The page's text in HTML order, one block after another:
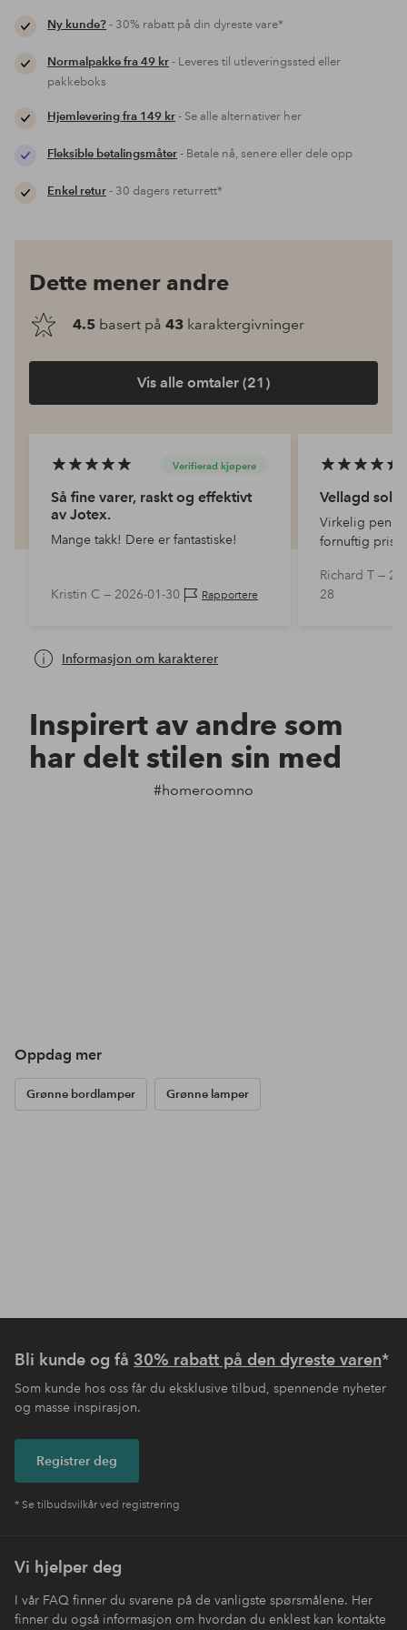
Ny kunde?- 30% rabatt på din dyreste vare*
Normalpakke fra 49 kr- Leveres til utleveringssted eller
pakkeboks
Hjemlevering fra 149 kr- Se alle alternativer her
Fleksible betalingsmåter- Betale nå, senere eller dele opp
Enkel retur- 30 dagers returrett*
Dette mener andre
4.5 basert på 43 karaktergivninger
Vis alle omtaler (21)
Verifierad kjøpere
Så fine varer, raskt og effektivt
av Jotex.
Mange takk! Dere er fantastiske!
Kristin C — 2026-01-30 Rapportere
Vellagd
Virkelig pen
fornuftig pris.
Richard T —
28
Informasjon om karakterer
Inspirert av andre som
har delt stilen sin med
#homeroomno
Oppdag mer
Grønne bordlamper Grønne lamper
Bli kunde og få 30% rabatt på den dyreste varen*
Som kunde hos oss får du eksklusive tilbud, spennende nyheter
og masse inspirasjon.
Registrer deg
* Se tilbudsvilkår ved registrering
Vi hjelper deg
I vår FAQ finner du svarene på de vanligste spørsmålene. Her
finner du også informasjon om hvordan du enklest kan kontakte